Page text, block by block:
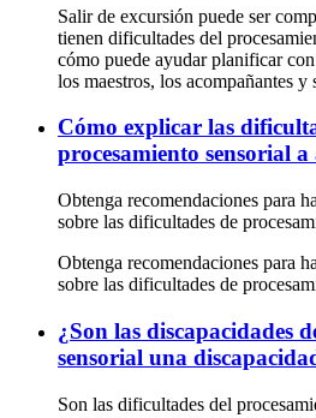
Salir de excursión puede ser
tienen dificultades del
cómo puede ayudar planificar
los maestros, los acompañantes y
Cómo explicar las
procesamiento sensorial
Obtenga recomendaciones para
sobre las dificultades de
Obtenga recomendaciones para
sobre las dificultades de
¿Son las discapacidades
sensorial una
Son las dificultades del